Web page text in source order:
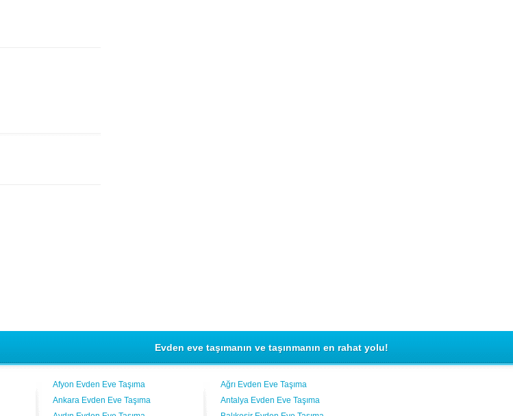
Evden eve taşımanın ve taşınmanın en rahat yolu!
Afyon Evden Eve Taşıma
Ağrı Evden Eve Taşıma
Ankara Evden Eve Taşıma
Antalya Evden Eve Taşıma